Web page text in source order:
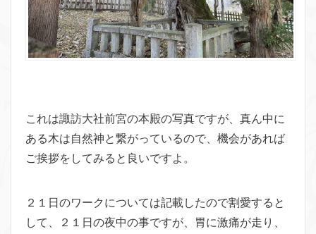
これは諏訪大社前宮の本殿の写真ですが、真ん中に
ある木は自然神と繋がっているので、機会があれば
ご挨拶をしてみると良いですよ。
２１日のワークについては記載したので割愛すると
して、２１日の夜中の事ですが、胃に激痛が走り、